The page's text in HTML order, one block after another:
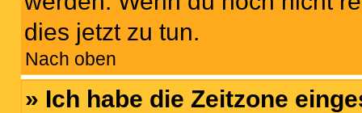
dies jetzt zu tun.
Nach oben
» Ich habe die Zeitzone